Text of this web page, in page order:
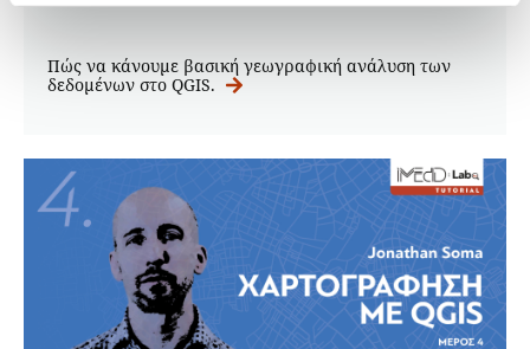
Πώς να κάνουμε βασική γεωγραφική ανάλυση των
δεδομένων στο QGIS.